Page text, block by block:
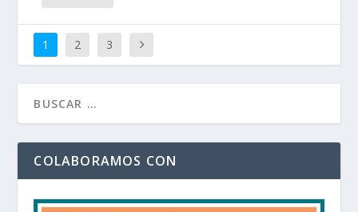
1 2 3
COLABORAMOS CON